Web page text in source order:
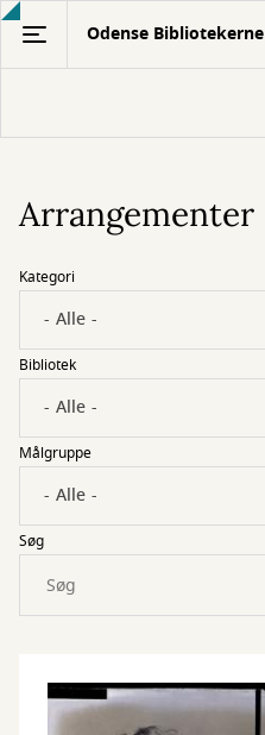
Gå
hovedindhold
Odense Bibliotekerne
Arrangementer
Kategori
Bibliotek
Målgruppe
Søg